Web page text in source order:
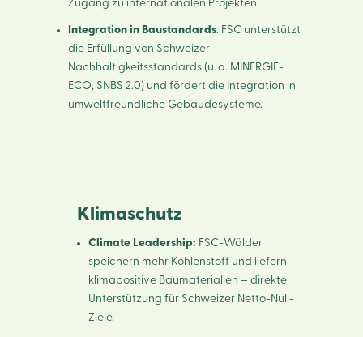
Zugang zu internationalen Projekten.
Integration in Baustandards: FSC unterstützt
die Erfüllung von Schweizer
Nachhaltigkeitsstandards (u. a. MINERGIE-
ECO, SNBS 2.0) und fördert die Integration in
umweltfreundliche Gebäudesysteme.
Klimaschutz
Climate Leadership: FSC-Wälder
speichern mehr Kohlenstoff und liefern
klimapositive Baumaterialien – direkte
Unterstützung für Schweizer Netto-Null-
Ziele.